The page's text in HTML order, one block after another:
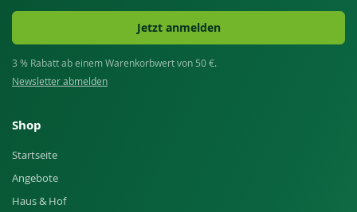
Jetzt anmelden
3 % Rabatt ab einem Warenkorbwert von 50 €.
Newsletter abmelden
Shop
Startseite
Angebote
Haus & Hof